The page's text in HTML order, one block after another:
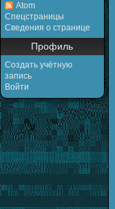
Atom
Спецстраницы
Сведения о странице
Профиль
Создать учётную
запись
Войти